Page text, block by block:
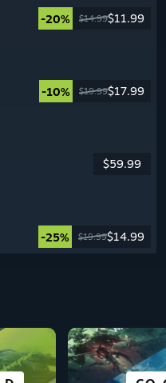
-20% $14.99$11.99
-10% $19.99$17.99
$59.99
-25% $19.99$14.99